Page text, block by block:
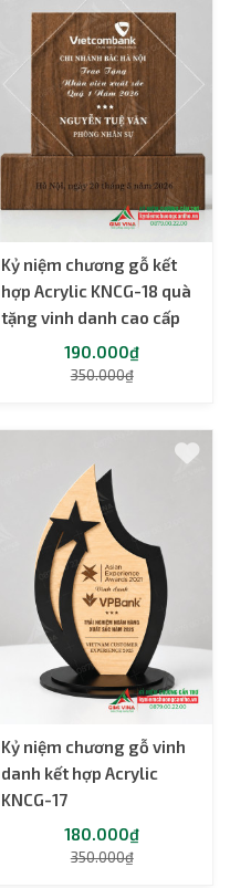
Kỷ niệm chương gỗ kết
hợp Acrylic KNCG-18 quà
tặng vinh danh cao cấp
190.000₫
350.000₫
Kỷ niệm chương gỗ vinh
danh kết hợp Acrylic
KNCG-17
180.000₫
350.000₫